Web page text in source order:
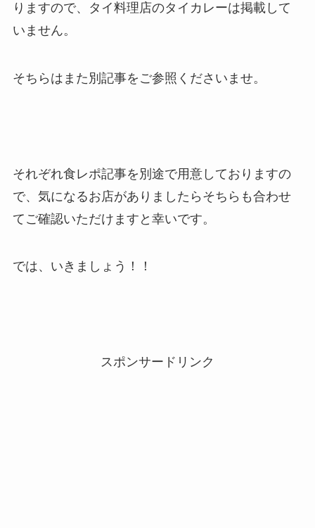
りますので、タイ料理店のタイカレーは掲載して
いません。
そちらはまた別記事をご参照くださいませ。
それぞれ食レポ記事を別途で用意しておりますの
で、気になるお店がありましたらそちらも合わせ
てご確認いただけますと幸いです。
では、いきましょう！！
スポンサードリンク